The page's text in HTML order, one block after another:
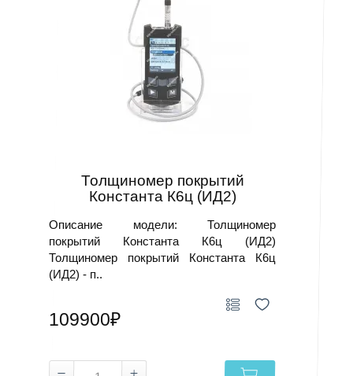
Толщиномер покрытий
Константа К6ц (ИД2)
Описание модели: Толщиномер
покрытий Константа К6ц (ИД2)
Толщиномер покрытий Константа К6ц
(ИД2) - п..
109900₽